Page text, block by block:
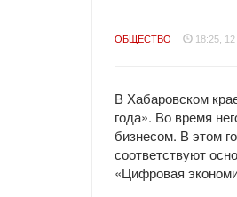
ОБЩЕСТВО 18:25, 12
В Хабаровском
года». Во время
бизнесом. В этом
соответствуют
«Цифровая